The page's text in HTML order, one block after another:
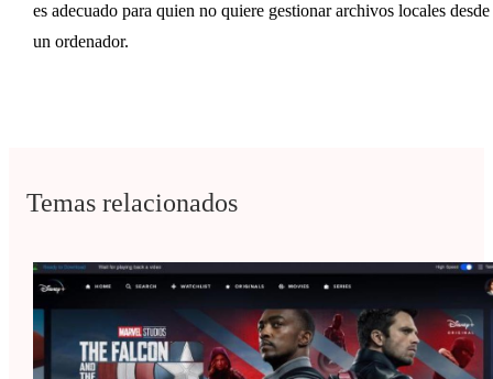
es adecuado para quien no quiere gestionar archivos locales desde
un ordenador.
Temas relacionados